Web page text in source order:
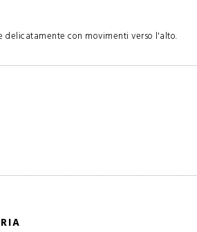
delicatamente con movimenti verso l'alto.